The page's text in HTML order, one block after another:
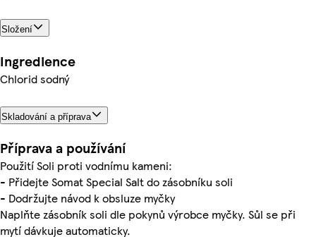
Složení
Ingredience
Chlorid sodný
Skladování a příprava
Příprava a používání
Použití Soli proti vodnímu kameni:
- Přidejte Somat Special Salt do zásobníku soli
- Dodržujte návod k obsluze myčky
Naplňte zásobník soli dle pokynů výrobce myčky. Sůl se při
mytí dávkuje automaticky.